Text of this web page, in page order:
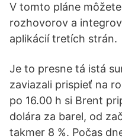
V tomto pláne
rozhovorov a
aplikácií tretích strán.
Je to presne tá istá
zaviazali prispieť na
po 16.00 h si Brent
dolára za barel, od
takmer 8 %. Počas